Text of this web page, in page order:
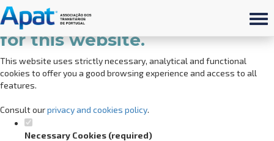
Set your cookie preferences
for this website.
This website uses strictly necessary, analytical and functional
cookies to offer you a good browsing experience and access to all
features.
Consult ourprivacy and cookies policy.
Necessary Cookies (required)